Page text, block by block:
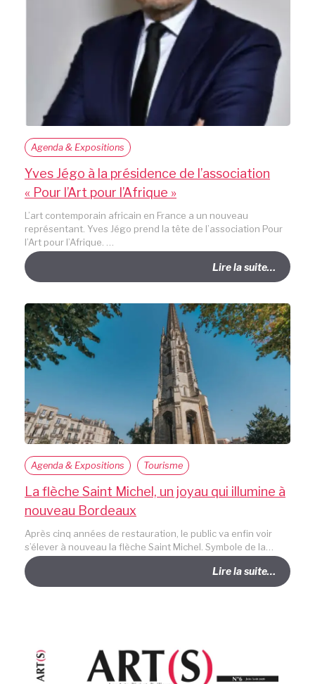
Agenda & Expositions
Yves Jégo à la présidence de l’association
« Pour l’Art pour l’Afrique »
L’art contemporain africain en France a un nouveau
représentant. Yves Jégo prend la tête de l’association Pour
l’Art pour l’Afrique. …
Lire la suite…
Agenda & Expositions Tourisme
La flèche Saint Michel, un joyau qui illumine à
nouveau Bordeaux
Après cinq années de restauration, le public va enfin voir
s’élever à nouveau la flèche Saint Michel. Symbole de la…
Lire la suite…